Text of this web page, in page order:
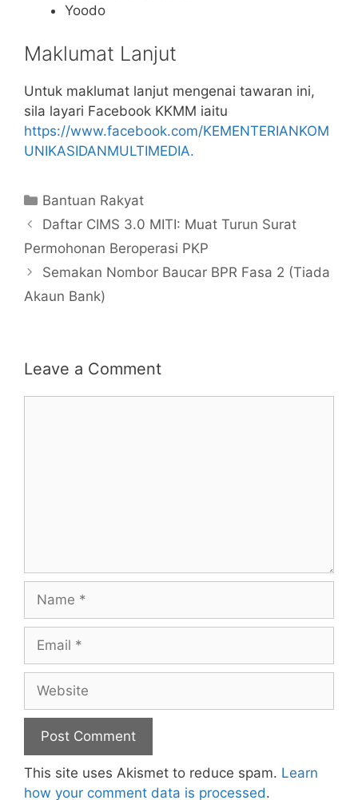
Yoodo
Maklumat Lanjut
Untuk maklumat lanjut mengenai tawaran ini,
sila layari Facebook KKMM iaitu
https://www.facebook.com/KEMENTERIANKOM
UNIKASIDANMULTIMEDIA.
Categories
Bantuan Rakyat
Daftar CIMS 3.0 MITI: Muat Turun Surat
Permohonan Beroperasi PKP
Semakan Nombor Baucar BPR Fasa 2 (Tiada
Akaun Bank)
Leave a Comment
This site uses Akismet to reduce spam. Learn
how your comment data is processed.